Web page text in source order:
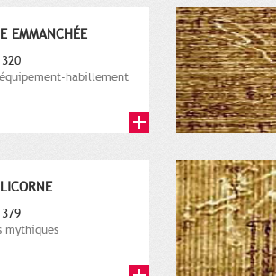
EMMANCHÉE
habillement
mythiques